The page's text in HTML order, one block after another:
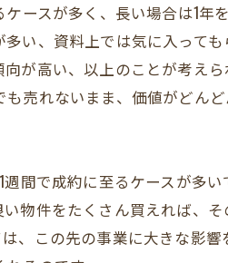
ースが多く、長い場合は1
い、資料上では気に入って
が高い、以上のことが考えら
売れないまま、価値がどんど
間で成約に至るケースが多い
物件をたくさん買えれば、
、この先の事業に大きな影響